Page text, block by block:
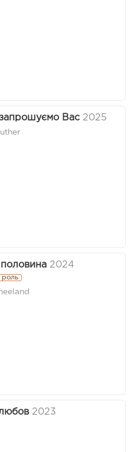
Вас 2025
2024
роль
2023